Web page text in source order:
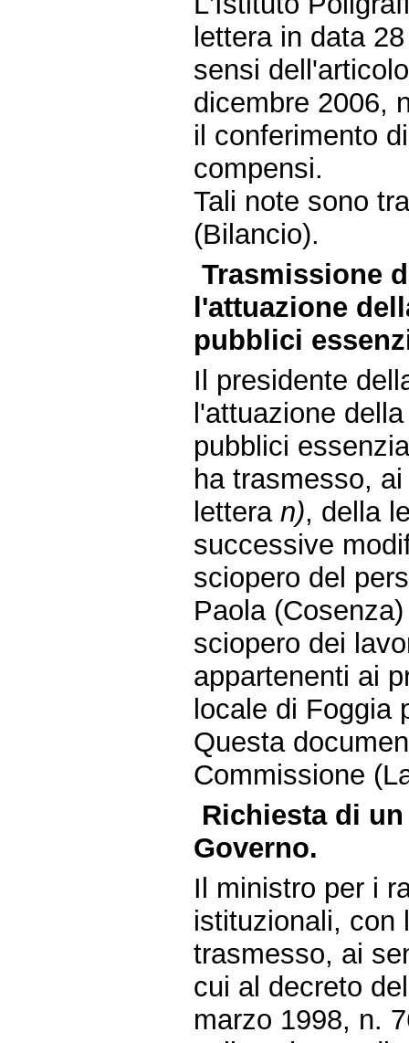
lettera in data
sensi
dicembre 2006,
il conferimento
compensi.
Tali note sono
(Bilancio).
Trasmissione
l'attuazione
pubblici
Il presidente
l'attuazione
pubblici
ha trasmesso,
letteran), della
successive
sciopero del
Paola
sciopero dei
appartenenti ai
locale di Foggia
Questa
Commissione
Richiesta di
Governo.
Il ministro per i
istituzionali, con
trasmesso, ai
cui al decreto
marzo 1998, n.